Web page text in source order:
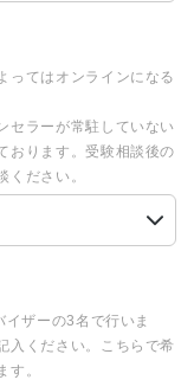
ってはオンラインになる
セラーが常駐していない
おります。受験相談後の
ください。
ザーの3名で行いま
入ください。こちらで希
す。